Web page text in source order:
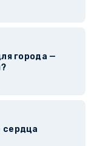
города —
сердца